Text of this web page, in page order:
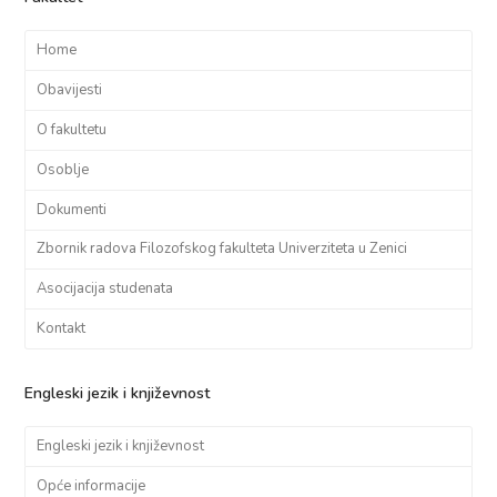
Home
Obavijesti
O fakultetu
Osoblje
Dokumenti
Zbornik radova Filozofskog fakulteta Univerziteta u Zenici
Asocijacija studenata
Kontakt
Engleski jezik i književnost
Engleski jezik i književnost
Opće informacije